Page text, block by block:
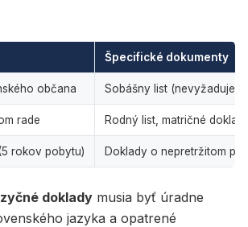
Špecifické dokumenty
občana Sobášny list (nevyžaduje
rade Rodný list, matričné
rokov pobytu) Doklady o nepretržitom
doklady musia byť úradne
jazyka a opatrené